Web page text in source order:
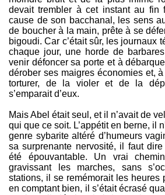
devait trembler à cet instant au fin
cause de son bacchanal, les sens
de boucher à la main, prête à se
bigoudi. Car c’était sûr, les journaux
chaque jour, une horde de
venir défoncer sa porte et à
dérober ses maigres économies et,
torturer, de la violer et de la
s’emparait d’eux.
Mais Abel était seul, et il n’avait de
qui que ce soit. L’appétit en berne, il
genre sybarite altéré d’humeurs
sa surprenante nervosité, il faut
été épouvantable. Un vrai
gravissant les marches, sans
stations, il se remémorait les heures
en comptant bien, il s’était écrasé